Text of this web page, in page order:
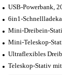
USB-Powerbank,
6in1-
Mini-Dreibein-
Mini-Teleskop-
Ultraflexibles
Teleskop-Stativ